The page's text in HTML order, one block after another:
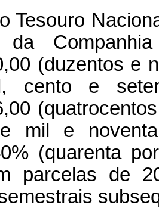
Tesouro
(duzentos e
cento e
mil e
(quarenta
parcelas de